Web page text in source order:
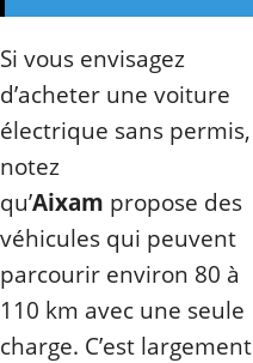
Si vous envisagez
d’acheter une voiture
électrique sans permis,
notez
qu’Aixam propose des
véhicules qui peuvent
parcourir environ 80 à
110 km avec une seule
charge. C’est largement